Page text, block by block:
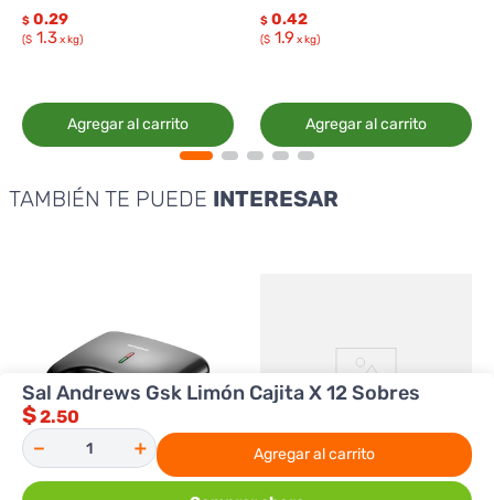
$ 0.29
($ 1.3x kg)
Agregar al carrito
$ 0.42
($ 1.9 x kg)
Agregar al carrito
TAMBIÉN TE PUEDE INTERESAR
Sal Andrews Gsk Limón Cajita X 12 Sobres
$2.50
＋
－ Agregar al carrito